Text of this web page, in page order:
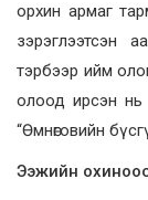
орхин армаг
зэрэглээтсэн
тэрбээр ийм
олоод ирсэн нь
“Өмнөговийн
Ээжийн